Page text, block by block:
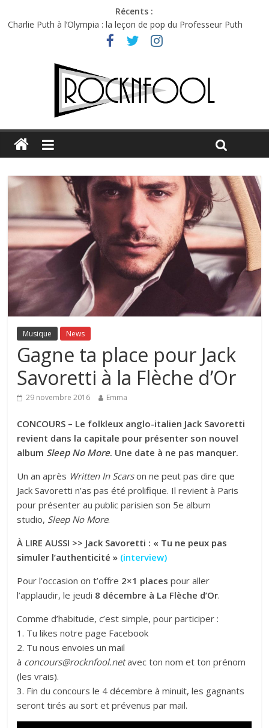
Récents :
Charlie Puth à l’Olympia : la leçon de pop du Professeur Puth
Festival Triptyque : un nouveau festival de musique indépendant
Hellfest 2026 vendredi : température et émotions en hausse
Hellfest 2026 jeudi : impossible de choisir entre chaleur et bonne
Première édition du Midgard Festival : entre bière, métal et
Musique News
Gagne ta place pour Jack
Savoretti à la Flèche d’Or
29 novembre 2016 Emma
CONCOURS – Le folkleux anglo-italien Jack Savoretti
revient dans la capitale pour présenter son nouvel
album Sleep No More. Une date à ne pas manquer.
Un an après Written In Scarson ne peut pas dire que
Jack Savoretti n’as pas été prolifique. Il revient à Paris
pour présenter au public parisien son 5e album
studio, Sleep No More.
À LIRE AUSSI >> Jack Savoretti : « Tu ne peux pas
simuler l’authenticité » (interview)
Pour l’occasion on t’offre 2×1 places pour aller
l’applaudir, le jeudi 8 décembre à La Flèche d’Or.
Comme d’habitude, c’est simple, pour participer :
1. Tu likes notre page Facebook
2. Tu nous envoies un mail
à concours@rocknfool.netavec ton nom et ton prénom
(les vrais).
3. Fin du concours le 4 décembre à minuit, les gagnants
seront tirés au sort et prévenus par mail.